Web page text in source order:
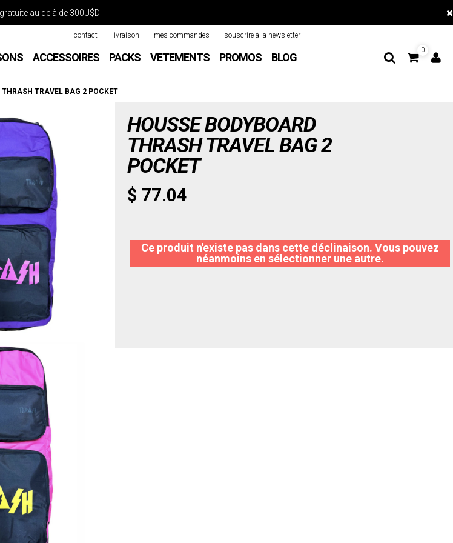
au delà de 300U$D+
ACCESSOIRES PACKS VETEMENTS PROMOS BLOG
0
contact livraison mes commandes souscrire à la newsletter
THRASH TRAVEL BAG 2 POCKET
HOUSSE BODYBOARD
THRASH TRAVEL BAG 2
POCKET
$ 77.04
Ce produit n'existe pas dans cette déclinaison. Vous pouvez
néanmoins en sélectionner une autre.